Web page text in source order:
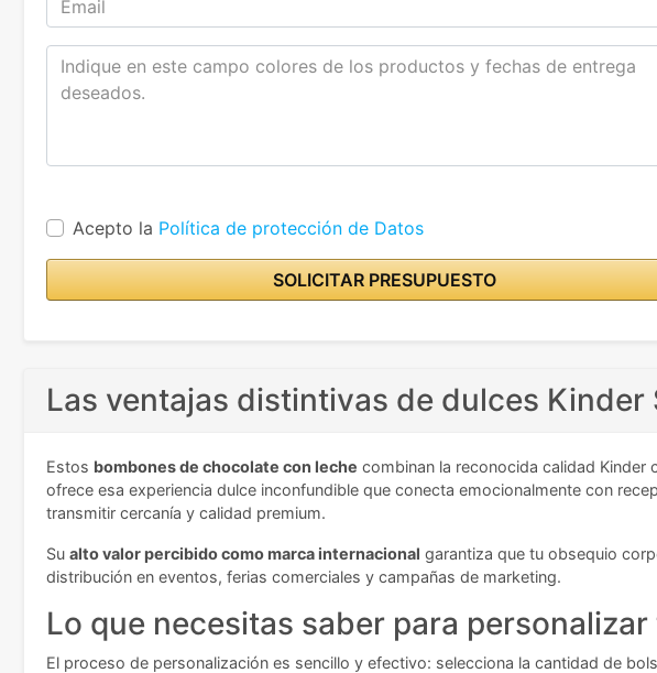
Acepto la Política de protección de Datos
SOLICITAR PRESUPUESTO
Las ventajas distintivas de dulces Kinder
Estos bombones de chocolate con leche combinan la reconocida calidad Kinder
ofrece esa experiencia dulce inconfundible que conecta emocionalmente con
transmitir cercanía y calidad premium.
Su alto valor percibido como marca internacional garantiza que tu obsequio
distribución en eventos, ferias comerciales y campañas de marketing.
Lo que necesitas saber para
El proceso de personalización es sencillo y efectivo: selecciona la cantidad de